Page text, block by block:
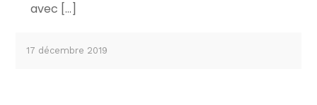
avec […]
17 décembre 2019